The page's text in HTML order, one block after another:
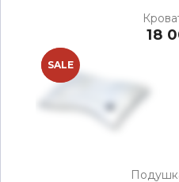
18
NEW
SALE